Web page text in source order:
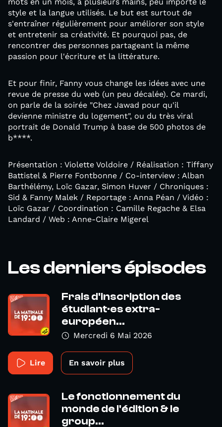
style et la langue utilisés. Le but est surtout de
s'entraîner régulièrement pour améliorer son style
et entretenir sa créativité. Et pourquoi pas, de
rencontrer des personnes partageant la même
passion pour l'écriture et la littérature.
Et pour finir, Fanny vous change les idées avec une
revue de presse du web (un peu décalée). Ce mardi,
on parle de la soirée "Chez Jawad pour qu'il
devienne ministre du logement", ou du très viral
portrait de Donald Trump à base de 500 photos de
b****.
Présentation : Violette Voldoire / Réalisation : Tiffany
Battistel & Pierre Fontbonne / Co-interview : Alban
Barthélémy, Loïc Gazar, Simon Huver / Chroniques :
Sid & Fanny Malek / Reportage : Anna Péan / Vidéo :
Loïc Gazar / Coordination : Camille Regache & Elsa
Landard / Web : Anne-Claire Migerel
Les derniers épisodes
Frais d'inscription des
étudiant·es extra-
européen...
Mercredi 6 Mai 2026
Lire En savoir plus
Le fonctionnement du
monde de l'édition & le
group...